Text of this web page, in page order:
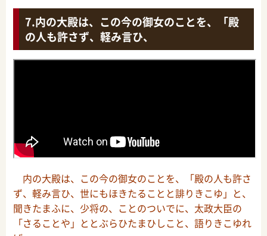
内の大殿は、この今の御女のことを、「殿
の人も許さず、軽み言ひ、
内の大殿は、この今の御女のことを、「殿の人も許さ
ず、軽み言ひ、世にもほきたることと誹りきこゆ」と、
聞きたまふに、少将の、ことのついでに、太政大臣の
「さることや」ととぶらひたまひしこと、語りきこゆれ